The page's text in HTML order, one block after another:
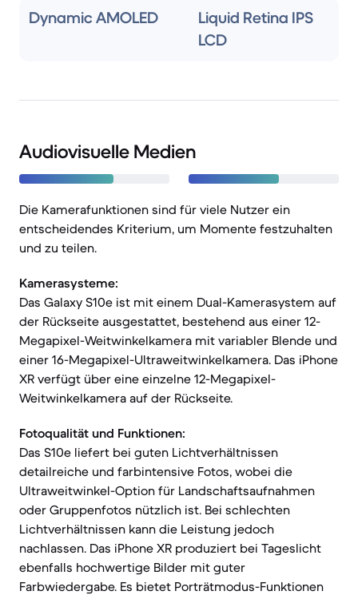
Dynamic AMOLED
Liquid Retina IPS
LCD
Audiovisuelle Medien
Die Kamerafunktionen sind für viele Nutzer ein
entscheidendes Kriterium, um Momente festzuhalten
und zu teilen.
Kamerasysteme:
Das Galaxy S10e ist mit einem Dual-Kamerasystem auf
der Rückseite ausgestattet, bestehend aus einer 12-
Megapixel-Weitwinkelkamera mit variabler Blende und
einer 16-Megapixel-Ultraweitwinkelkamera. Das iPhone
XR verfügt über eine einzelne 12-Megapixel-
Weitwinkelkamera auf der Rückseite.
Fotoqualität und Funktionen:
Das S10e liefert bei guten Lichtverhältnissen
detailreiche und farbintensive Fotos, wobei die
Ultraweitwinkel-Option für Landschaftsaufnahmen
oder Gruppenfotos nützlich ist. Bei schlechten
Lichtverhältnissen kann die Leistung jedoch
nachlassen. Das iPhone XR produziert bei Tageslicht
ebenfalls hochwertige Bilder mit guter
Farbwiedergabe. Es bietet Porträtmodus-Funktionen